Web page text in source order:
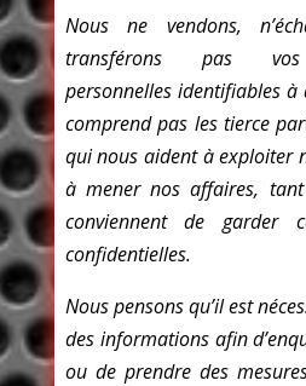
Nous ne vendons,
transférons pas vos
personnelles identifiables à
comprend pas les tierce
qui nous aident à exploiter
à mener nos affaires,
conviennent de garder
confidentielles.
Nous pensons qu’il est
des informations afin
ou de prendre des